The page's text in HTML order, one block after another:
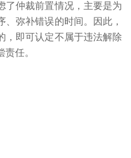
了仲裁前置情况，主要是为
弥补错误的时间。因此，
，即可认定不属于违法解除
任。